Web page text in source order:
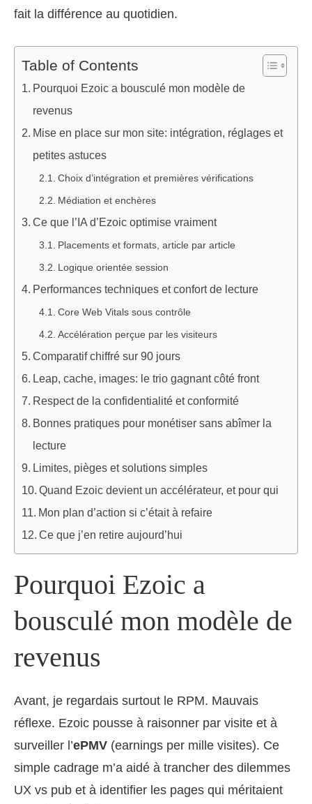
fait la différence au quotidien.
Table of Contents
Pourquoi Ezoic a bousculé mon modèle de
revenus
Mise en place sur mon site: intégration, réglages et
petites astuces
Choix d’intégration et premières vérifications
Médiation et enchères
Ce que l’IA d’Ezoic optimise vraiment
Placements et formats, article par article
Logique orientée session
Performances techniques et confort de lecture
Core Web Vitals sous contrôle
Accélération perçue par les visiteurs
Comparatif chiffré sur 90 jours
Leap, cache, images: le trio gagnant côté front
Respect de la confidentialité et conformité
Bonnes pratiques pour monétiser sans abîmer la
lecture
Limites, pièges et solutions simples
Quand Ezoic devient un accélérateur, et pour qui
Mon plan d’action si c’était à refaire
Ce que j’en retire aujourd’hui
Pourquoi Ezoic a
bousculé mon modèle de
revenus
Avant, je regardais surtout le RPM. Mauvais
réflexe. Ezoic pousse à raisonner par visite et à
surveiller l’ePMV (earnings per mille visites). Ce
simple cadrage m’a aidé à trancher des dilemmes
UX vs pub et à identifier les pages qui méritaient